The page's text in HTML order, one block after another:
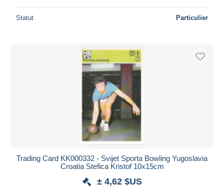
Statut Particulier
Trading Card KK000332 - Svijet Sporta Bowling Yugoslavia
Croatia Stefica Kristof 10x15cm
± 4,62 $US